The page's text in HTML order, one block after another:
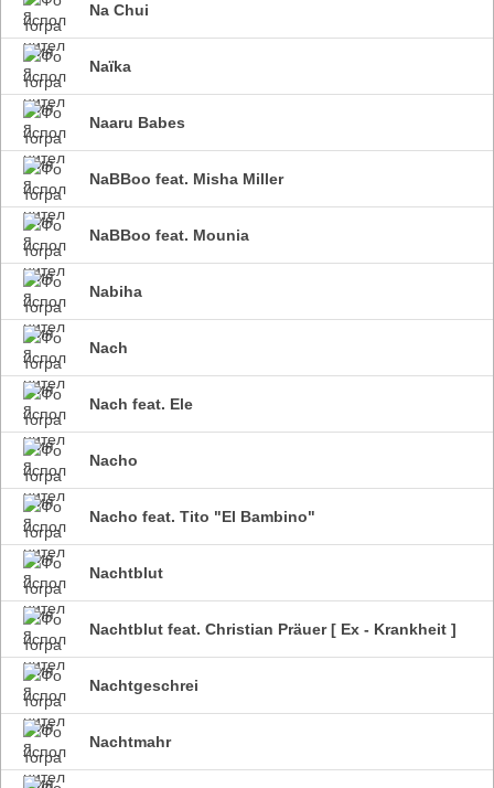
Na Chui
Naïka
Naaru Babes
NaBBoo feat. Misha Miller
NaBBoo feat. Mounia
Nabiha
Nach
Nach feat. Ele
Nacho
Nacho feat. Tito "El Bambino"
Nachtblut
Nachtblut feat. Christian Präuer [ Ex - Krankheit ]
Nachtgeschrei
Nachtmahr